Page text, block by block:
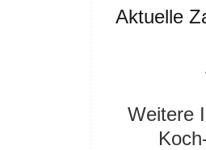
Aktuelle
Weitere